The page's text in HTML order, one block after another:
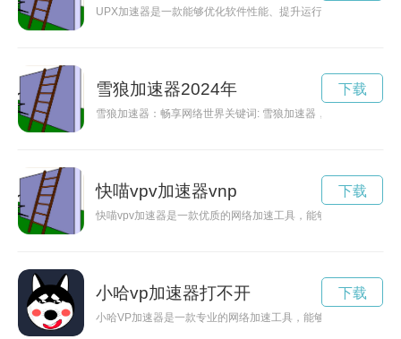
UPX加速器是一款能够优化软件性能、提升运行速度的工具。
雪狼加速器2024年
雪狼加速器：畅享网络世界关键词: 雪狼加速器，网络加速，
下载
快喵vpv加速器vnp
快喵vpv加速器是一款优质的网络加速工具，能够帮助用户快速
下载
小哈vp加速器打不开
小哈VP加速器是一款专业的网络加速工具，能够帮助用户解决
下载